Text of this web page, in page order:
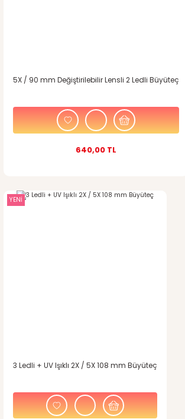
5X / 90 mm Değiştirilebilir Lensli 2 Ledli Büyüteç
640,00 TL
YENİ
3 Ledli + UV Işıklı 2X / 5X 108 mm Büyüteç